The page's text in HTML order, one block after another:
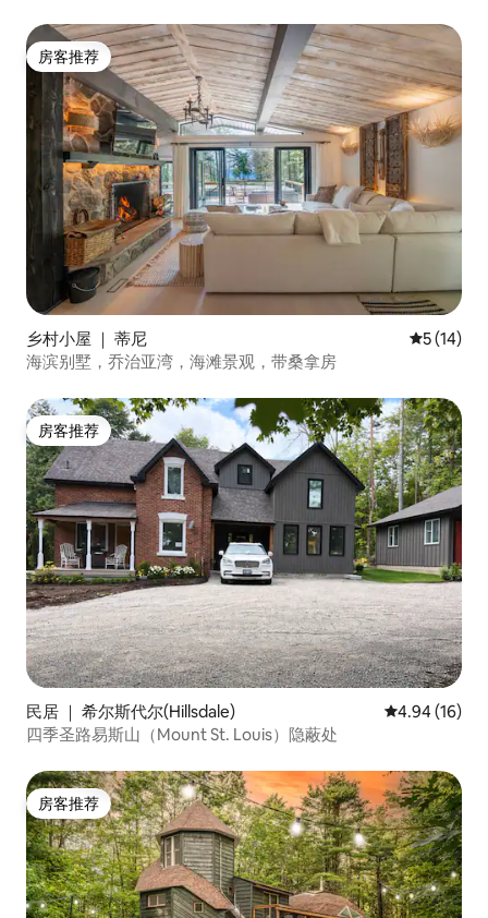
房客推荐
房客推荐
乡村小屋 ｜ 蒂尼 平均评分
5 (14)
海滨别墅，乔治亚湾，海滩景观，带桑拿房
房客推荐
房客推荐
民居 ｜ 希尔斯代尔(Hillsdale) 平均评分
4.94 (16)
四季圣路易斯山（Mount St. Louis）隐蔽处
房客推荐
房客推荐